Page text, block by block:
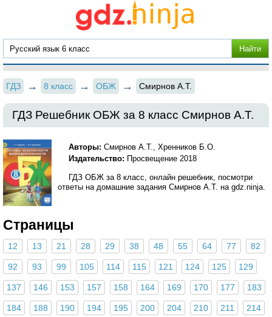
ГДЗ 8 класс ОБЖ Смирнов А.Т.
ГДЗ Решебник ОБЖ за 8 класс Смирнов А.Т.
Авторы: Смирнов А.Т., Хренников Б.О.
Издательство: Просвещение 2018
ГДЗ ОБЖ за 8 класс, онлайн решебник, посмотри
ответы на домашние задания Смирнов А.Т. на gdz.ninja.
Страницы
12 13 21 28 29 38 48 55 64 77 82
92 93 99 105 114 115 121 124 125 129
137 146 153 157 158 164 169 170 177 183
184 188 190 194 195 200 204 210 211 214